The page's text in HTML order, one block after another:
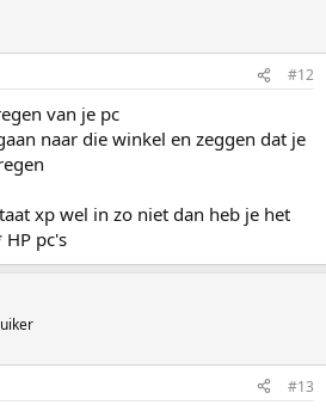
#12
van je pc
naar die winkel en zeggen dat je
xp wel in zo niet dan heb je het
pc's
#13